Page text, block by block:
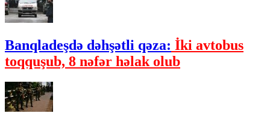
Banqladeşdə dəhşətli qəza: İki avtobus
toqquşub, 8 nəfər həlak olub